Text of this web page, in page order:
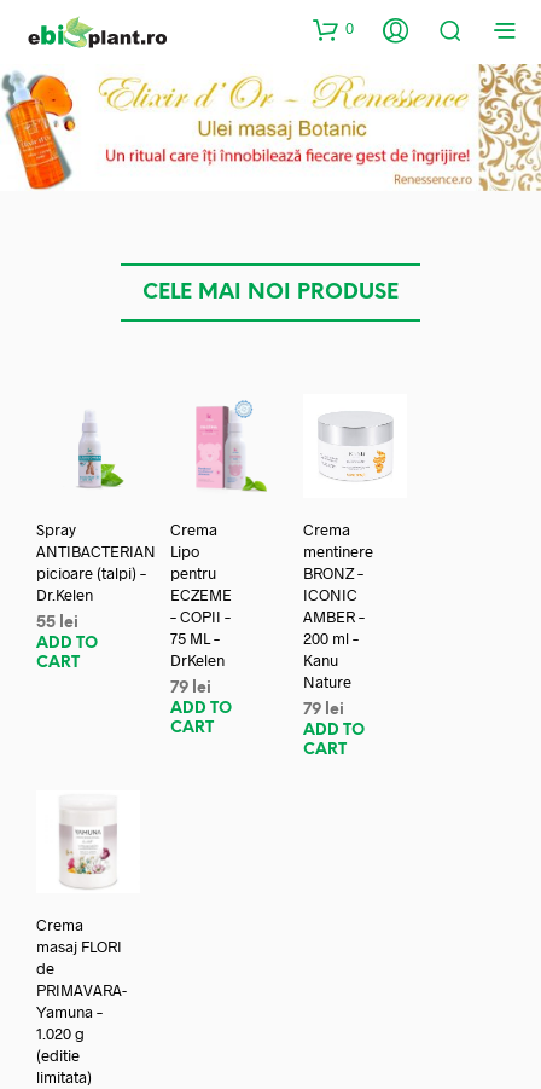
0
CELE MAI NOI PRODUSE
Spray
ANTIBACTERIAN
picioare (talpi) –
Dr.Kelen
55 lei
ADD TO
CART
Crema
Lipo
pentru
ECZEME
– COPII –
75 ML –
DrKelen
79 lei
ADD TO
CART
Crema
mentinere
BRONZ –
ICONIC
AMBER –
200 ml –
Kanu
Nature
79 lei
ADD TO
CART
Crema
masaj FLORI
de
PRIMAVARA-
Yamuna –
1.020 g
(editie
limitata)